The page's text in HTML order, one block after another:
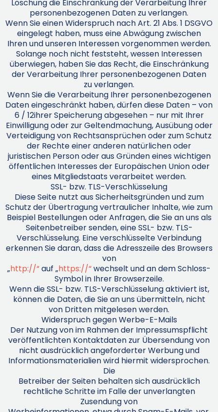
Löschung die Einschränkung der Verarbeitung Ihrer
personenbezogenen Daten zu verlangen.
Wenn Sie einen Widerspruch nach Art. 21 Abs. 1 DSGVO
eingelegt haben, muss eine Abwägung zwischen
Ihren und unseren Interessen vorgenommen werden.
Solange noch nicht feststeht, wessen Interessen
überwiegen, haben Sie das Recht, die Einschränkung
der Verarbeitung Ihrer personenbezogenen Daten
zu verlangen.
Wenn Sie die Verarbeitung Ihrer personenbezogenen
Daten eingeschränkt haben, dürfen diese Daten – von
6 / 12ihrer Speicherung abgesehen – nur mit Ihrer
Einwilligung oder zur Geltendmachung, Ausübung oder
Verteidigung von Rechtsansprüchen oder zum Schutz
der Rechte einer anderen natürlichen oder
juristischen Person oder aus Gründen eines wichtigen
öffentlichen Interesses der Europäischen Union oder
eines Mitgliedstaats verarbeitet werden.
SSL- bzw. TLS-Verschlüsselung
Diese Seite nutzt aus Sicherheitsgründen und zum
Schutz der Übertragung vertraulicher Inhalte, wie zum
Beispiel Bestellungen oder Anfragen, die Sie an uns als
Seitenbetreiber senden, eine SSL- bzw. TLS-
Verschlüsselung. Eine verschlüsselte Verbindung
erkennen Sie daran, dass die Adresszeile des Browsers
von
„http://“auf „https://“wechselt und an dem Schloss-
Symbol in Ihrer Browserzeile.
Wenn die SSL- bzw. TLS-Verschlüsselung aktiviert ist,
können die Daten, die Sie an uns übermitteln, nicht
von Dritten mitgelesen werden.
Widerspruch gegen Werbe-E-Mails
Der Nutzung von im Rahmen der Impressumspflicht
veröffentlichten Kontaktdaten zur Übersendung von
nicht ausdrücklich angeforderter Werbung und
Informationsmaterialien wird hiermit widersprochen.
Die
Betreiber der Seiten behalten sich ausdrücklich
rechtliche Schritte im Falle der unverlangten
Zusendung von